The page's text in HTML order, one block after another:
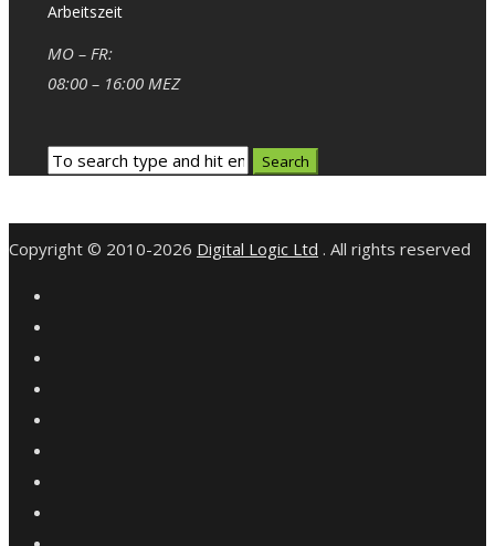
Arbeitszeit
MO – FR:
08:00 – 16:00 MEZ
Copyright © 2010-2026 Digital Logic Ltd . All rights reserved